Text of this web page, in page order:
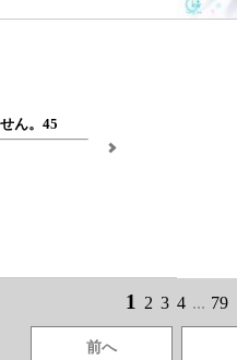
ん。45
1 2 3 4 ... 79
前へ